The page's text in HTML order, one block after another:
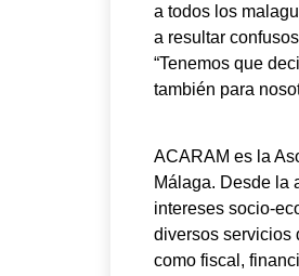
a todos los
a resultar
“Tenemos que
también para
ACARAM es la
Málaga. Desde la
intereses socio-
diversos servicios
como fiscal,